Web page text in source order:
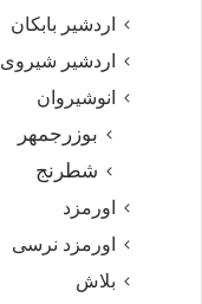
اردشیر بابکان
اردشیر شیروی
انوشیروان
بوزرجمهر
شطرنج
اورمزد
اورمزد نرسى‏
بلاش